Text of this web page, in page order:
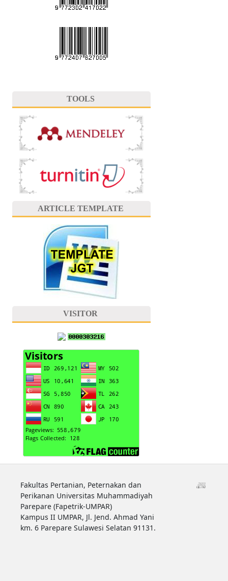
TOOLS
ARTICLE TEMPLATE
VISITOR
Fakultas Pertanian, Peternakan dan
Perikanan Universitas Muhammadiyah
Parepare (Fapetrik-UMPAR)
Kampus II UMPAR, Jl. Jend. Ahmad Yani
km. 6 Parepare Sulawesi Selatan 91131.